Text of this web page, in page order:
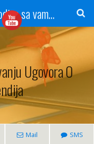
Radio Gradačac - 56 godina sa vama...
Ugovora O
Mail SMS